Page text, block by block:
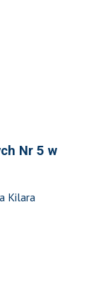
Nr 5 w
Kilara